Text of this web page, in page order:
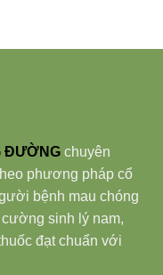
ĐƯỜNG chuyên
phương pháp cổ
bệnh mau chóng
sinh lý nam,
đạt chuẩn với